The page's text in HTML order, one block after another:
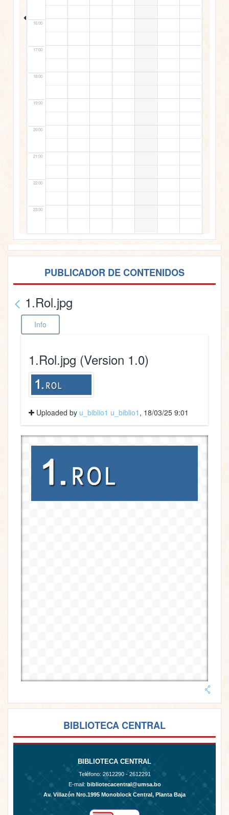
16:00
17:00
18:00
19:00
20:00
21:00
22:00
23:00
PUBLICADOR DE CONTENIDOS
1.Rol.jpg
Info
1.Rol.jpg (Version 1.0)
Uploaded by u_biblio1 u_biblio1 , 18/03/25 9:01
BIBLIOTECA CENTRAL
BIBLIOTECA CENTRAL
Teléfono: 2612290 - 2612291
E-mail: bibliotecacentral@umsa.bo
Av. Villazón Nro.1995 Monoblock Central, Planta Baja